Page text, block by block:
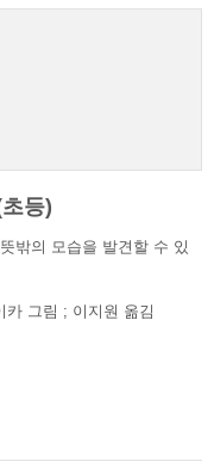
등)
밖의 모습을 발견할 수 있
그림 ; 이지원 옮김